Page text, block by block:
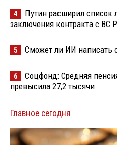
4
Путин расширил список
заключения контракта с ВС
5 Сможет ли ИИ написать
6
Соцфонд: Средняя
превысила 27,2 тысячи
Главное сегодня